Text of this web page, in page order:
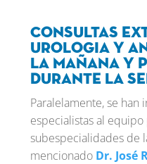
Consultas
urologia y
la mañana y
durante la
Paralelamente, se
especialistas al
subespecialidades de
mencionado Dr. José